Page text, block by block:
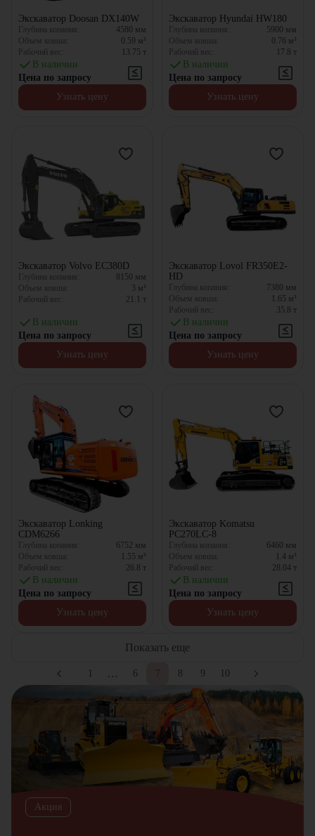
Экскаватор Doosan DX140W
Глубина копания: 4580 мм
Объем ковша:
0.59 м³
Рабочий вес:
13.75 т
В наличии
Цена по запросу
Узнать цену
Экскаватор Hyundai HW180
Глубина копания: 5900 мм
Объем ковша:
0.76 м³
Рабочий вес:
17.8 т
В наличии
Цена по запросу
Узнать цену
Экскаватор Volvo EC380D
Глубина копания: 8150 мм
Объем ковша:
3 м³
Рабочий вес:
21.1 т
В наличии
Цена по запросу
Узнать цену
Экскаватор Lovol FR350E2-
HD
Глубина копания: 7380 мм
Объем ковша:
1.65 м³
Рабочий вес:
35.8 т
В наличии
Цена по запросу
Узнать цену
Экскаватор Lonking
CDM6266
Глубина копания: 6752 мм
Объем ковша:
1.55 м³
Рабочий вес:
26.8 т
В наличии
Цена по запросу
Узнать цену
Экскаватор Komatsu
PC270LC-8
Глубина копания: 6460 мм
Объем ковша:
1.4 м³
Рабочий вес:
28.04 т
В наличии
Цена по запросу
Узнать цену
Показать еще
… 6 7 8 9 10
Акция